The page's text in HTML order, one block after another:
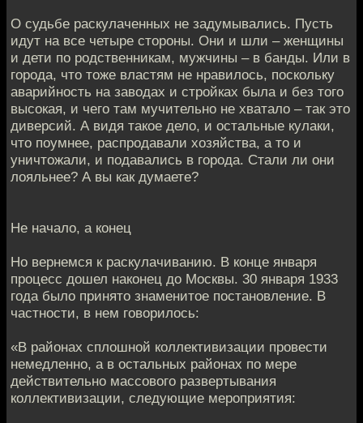
О судьбе раскулаченных не задумывались. Пусть
идут на все четыре стороны. Они и шли – женщины
и дети по родственникам, мужчины – в банды. Или в
города, что тоже властям не нравилось, поскольку
аварийность на заводах и стройках была и без того
высокая, и чего там мучительно не хватало – так это
диверсий. А видя такое дело, и остальные кулаки,
что поумнее, распродавали хозяйства, а то и
уничтожали, и подавались в города. Стали ли они
лояльнее? А вы как думаете?
Не начало, а конец
Но вернемся к раскулачиванию. В конце января
процесс дошел наконец до Москвы. 30 января 1933
года было принято знаменитое постановление. В
частности, в нем говорилось:
«В районах сплошной коллективизации провести
немедленно, а в осталь­ных районах по мере
действительно массового развертывания
коллективиза­ции, следующие мероприятия: